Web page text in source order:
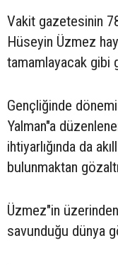
Vakit gazetesinin
Hüseyin Üzmez
tamamlayacak gibi
Gençliğinde
Yalman"a
ihtiyarlığında da
bulunmaktan
Üzmez"in
savunduğu dünya